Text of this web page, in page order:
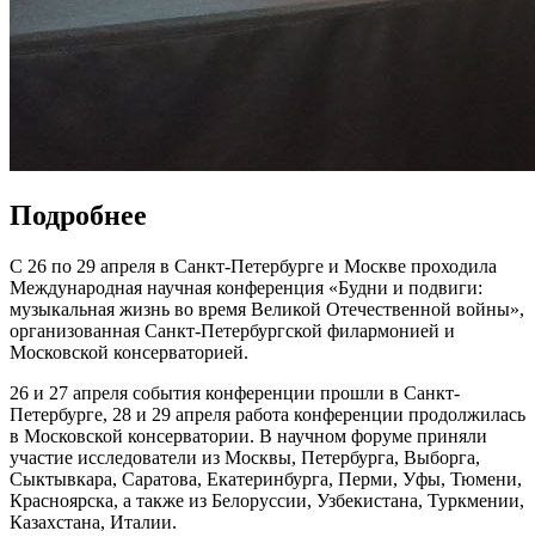
Подробнее
С 26 по 29 апреля в Санкт-Петербурге и Москве проходила
Международная научная конференция «Будни и подвиги:
музыкальная жизнь во время Великой Отечественной войны»,
организованная Санкт-Петербургской филармонией и
Московской консерваторией.
26 и 27 апреля события конференции прошли в Санкт-
Петербурге, 28 и 29 апреля работа конференции продолжилась
в Московской консерватории. В научном форуме приняли
участие исследователи из Москвы, Петербурга, Выборга,
Сыктывкара, Саратова, Екатеринбурга, Перми, Уфы, Тюмени,
Красноярска, а также из Белоруссии, Узбекистана, Туркмении,
Казахстана, Италии.